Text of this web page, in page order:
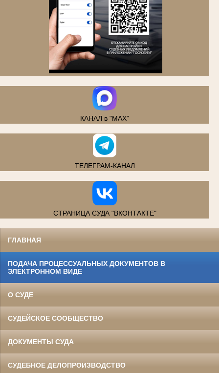
КАНАЛ в "MAX"
ТЕЛЕГРАМ-КАНАЛ
СТРАНИЦА СУДА "ВКОНТАКТЕ"
ГЛАВНАЯ
ПОДАЧА ПРОЦЕССУАЛЬНЫХ ДОКУМЕНТОВ В
ЭЛЕКТРОННОМ ВИДЕ
О СУДЕ
СУДЕЙСКОЕ СООБЩЕСТВО
ДОКУМЕНТЫ СУДА
СУДЕБНОЕ ДЕЛОПРОИЗВОДСТВО